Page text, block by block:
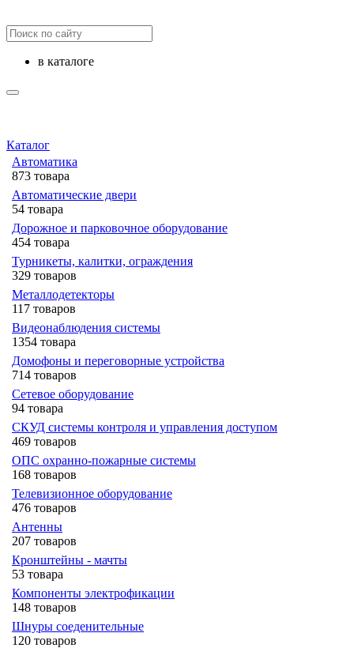
в каталоге
Каталог
Автоматика
873 товара
Автоматические двери
54 товара
Дорожное и парковочное оборудование
454 товара
Турникеты, калитки, ограждения
329 товаров
Металлодетекторы
117 товаров
Видеонаблюдения cистемы
1354 товара
Домофоны и переговорные устройства
714 товаров
Сетевое оборудование
94 товара
СКУД системы контроля и управления доступом
469 товаров
ОПС охранно-пожарные системы
168 товаров
Телевизионное оборудование
476 товаров
Антенны
207 товаров
Кронштейны - мачты
53 товара
Компоненты электрофикации
148 товаров
Шнуры соеденительные
120 товаров